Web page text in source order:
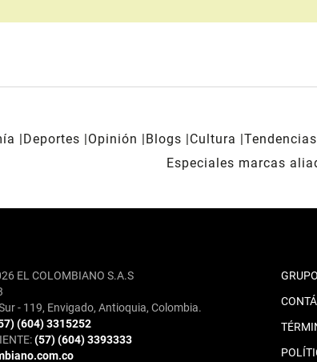
Deportes Opinión Blogs Cultura Tendencias
Especiales marcas
EL COLOMBIANO S.A.S
- 119, Envigado, Antioquia, Colombia.
(604) 3315252
(57) (604) 3393333